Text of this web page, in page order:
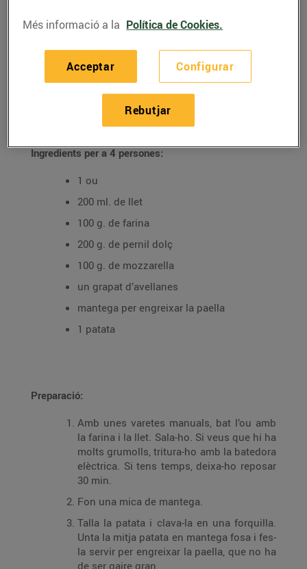
RECEPTES
Recepta de creps de
pernil i avellanes
Ingredients per a 4 persones:
1 ou
200 ml. de llet
100 g. de farina
200 g. de pernil dolç
100 g. de mozzarella
un grapat d’avellanes
mantega per engreixar la paella
1 patata
Preparació:
Amb unes varetes manuals, bat l’ou amb
la farina i la llet. Sala-ho. Si veus que hi ha
molts grumolls, tritura-ho amb la batedora
elèctrica. Si tens temps, deixa-ho reposar
30 min.
Fon una mica de mantega.
Talla la patata i clava-la en una forquilla.
Unta la mitja patata en mantega fosa i fes-
la servir per engreixar la paella, que no ha
de ser gaire gran.
Més informació a la Política de Cookies.
Configurar
Rebutjar
Acceptar